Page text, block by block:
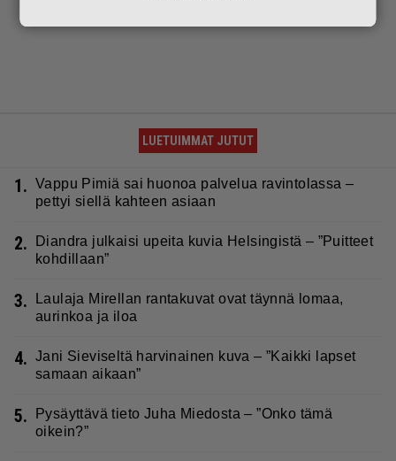
LUETUIMMAT JUTUT
1. Vappu Pimiä sai huonoa palvelua ravintolassa –
pettyi siellä kahteen asiaan
2.
Diandra julkaisi upeita kuvia Helsingistä – ”Puitteet
kohdillaan”
3.
Laulaja Mirellan rantakuvat ovat täynnä lomaa,
aurinkoa ja iloa
4. Jani Sieviseltä harvinainen kuva – ”Kaikki lapset
samaan aikaan”
5.
Pysäyttävä tieto Juha Miedosta – ”Onko tämä
oikein?”